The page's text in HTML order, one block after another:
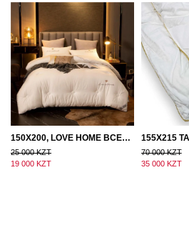
150Х200, LOVE HOME ВСЕСЕЗОННОЕ ОДЕЯЛО ИЗ ХЛОПКА С НАПОЛНИТЕЛЕМ МИКРОГЕЛЬ
25 000 KZT
19 000 KZT
70 000 KZT
35 000 KZT